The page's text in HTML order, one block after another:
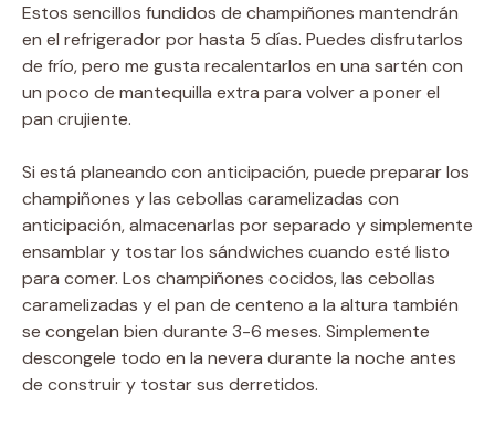
Estos sencillos fundidos de champiñones mantendrán
en el refrigerador por hasta 5 días. Puedes disfrutarlos
de frío, pero me gusta recalentarlos en una sartén con
un poco de mantequilla extra para volver a poner el
pan crujiente.
Si está planeando con anticipación, puede preparar los
champiñones y las cebollas caramelizadas con
anticipación, almacenarlas por separado y simplemente
ensamblar y tostar los sándwiches cuando esté listo
para comer. Los champiñones cocidos, las cebollas
caramelizadas y el pan de centeno a la altura también
se congelan bien durante 3-6 meses. Simplemente
descongele todo en la nevera durante la noche antes
de construir y tostar sus derretidos.